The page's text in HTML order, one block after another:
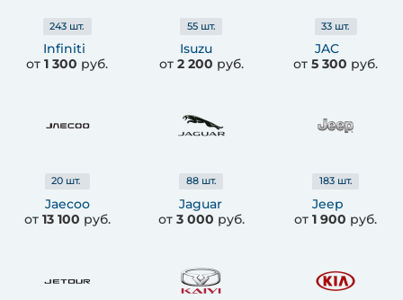
243 шт.
Infiniti
от1 300 руб.
55шт.
Isuzu
от 2 200 руб.
33 шт.
JAC
от5 300 руб.
20 шт.
Jaecoo
от 13 100 руб.
88шт.
Jaguar
от 3 000 руб.
183шт.
Jeep
от1 900 руб.